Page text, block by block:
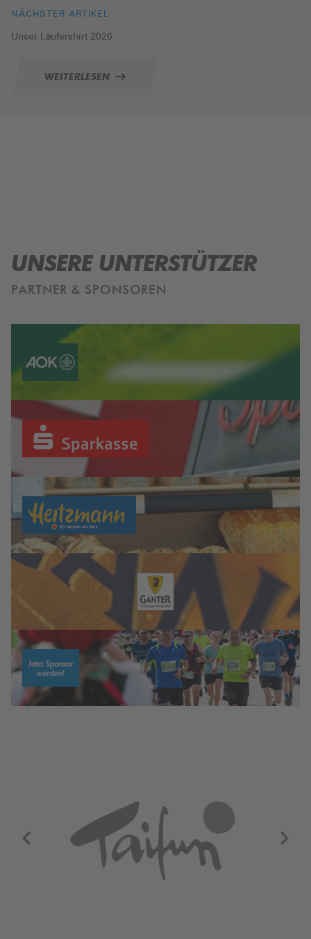
NÄCHSTER ARTIKEL
Unser Läufershirt 2026
WEITERLESEN
UNSERE UNTERSTÜTZER
PARTNER & SPONSOREN